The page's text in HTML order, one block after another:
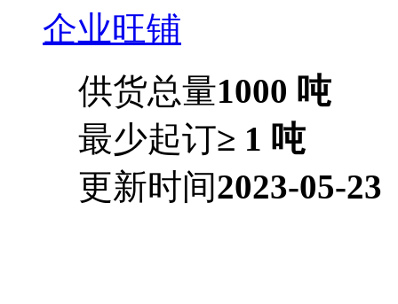
企业旺铺
供货总量1000 吨
最少起订≥ 1 吨
更新时间2023-05-23